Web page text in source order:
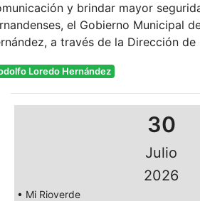
y brindar mayor
el Gobierno Municipal
a través de la Dirección de
Loredo Hernández
30
Julio
2026
• Mi Rioverde